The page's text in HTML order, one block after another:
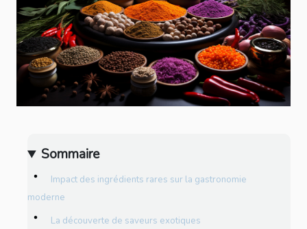
Sommaire
Impact des ingrédients rares sur la gastronomie
moderne
La découverte de saveurs exotiques